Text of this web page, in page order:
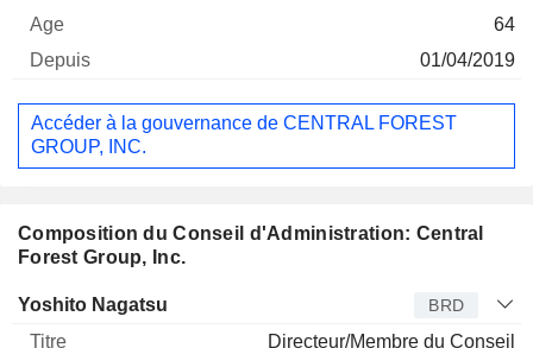
64
01/04/2019
Accéder à la gouvernance de CENTRAL FOREST
GROUP, INC.
Composition du Conseil d'Administration: Central
Forest Group, Inc.
Administrateur Titre
Yoshito Nagatsu BRD
Directeur/Membre du Conseil